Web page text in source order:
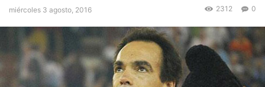
miércoles 3 agosto, 2016 0
2312